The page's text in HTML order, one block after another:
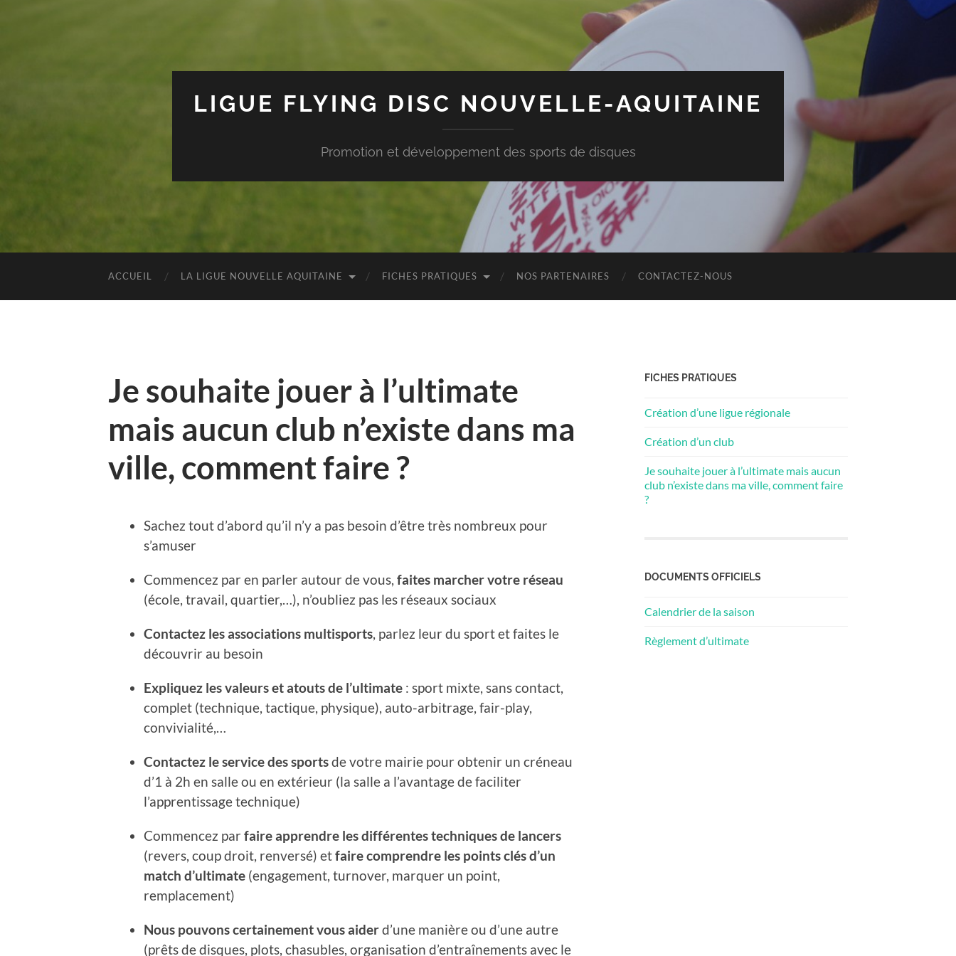
LIGUE FLYING DISC NOUVELLE-AQUITAINE
Promotion et développement des sports de disques
ACCUEIL LA LIGUE NOUVELLE AQUITAINE FICHES PRATIQUES NOS PARTENAIRES CONTACTEZ-NOUS
Je souhaite jouer à l’ultimate
mais aucun club n’existe dans ma
ville, comment faire ?
Sachez tout d’abord qu’il n’y a pas besoin d’être très nombreux pour
s’amuser
Commencez par en parler autour de vous, faites marcher votre réseau
(école, travail, quartier,…), n’oubliez pas les réseaux sociaux
Contactez les associations multisports , parlez leur du sport et faites le
découvrir au besoin
Expliquez les valeurs et atouts de l’ultimate : sport mixte, sans contact,
complet (technique, tactique, physique), auto-arbitrage, fair-play,
convivialité,…
Contactez le service des sportsde votre mairie pour obtenir un créneau
d’1 à 2h en salle ou en extérieur (la salle a l’avantage de faciliter
l’apprentissage technique)
Commencez par faire apprendre les différentes techniques de lancers
(revers, coup droit, renversé) etfaire comprendre les points clés d’un
match d’ultimate (engagement, turnover, marquer un point,
remplacement)
Nous pouvons certainement vous aiderd’une manière ou d’une autre
(prêts de disques, plots, chasubles, organisation d’entraînements avec le
FICHES PRATIQUES
Création d’une ligue régionale
Création d’un club
Je souhaite jouer à l’ultimate mais aucun
club n’existe dans ma ville, comment faire
?
DOCUMENTS OFFICIELS
Calendrier de la saison
Règlement d’ultimate